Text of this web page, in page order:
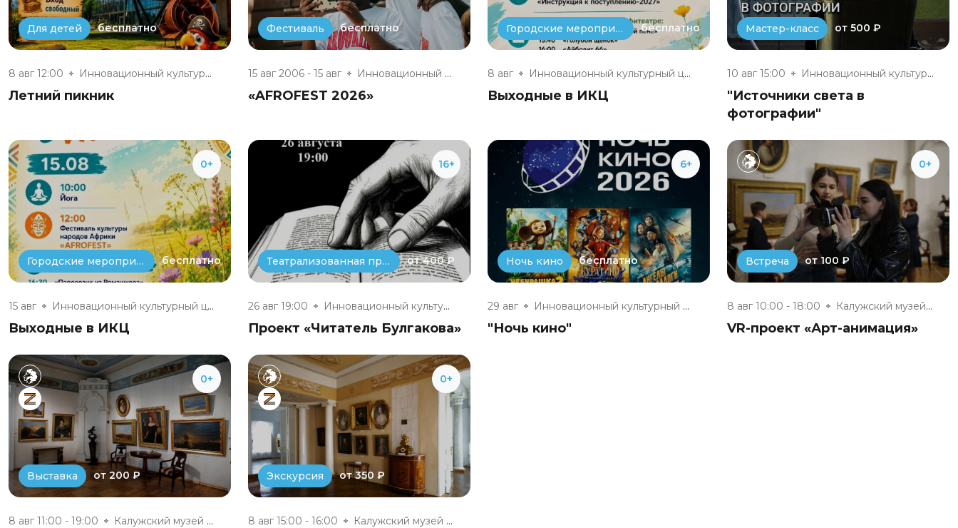
Для детей бесплатно
8 авг 12:00 Инновационный культурный центр
Летний пикник
Фестиваль бесплатно
15 авг 2006 - 15 авг Инновационный культурный центр
«AFROFEST 2026»
Городские мероприятия бесплатно
8 авг Инновационный культурный центр
Выходные в ИКЦ
Мастер-класс от 500 ₽
10 авг 15:00 Инновационный культурный центр
"Источники света в
фотографии"
0+
Городские мероприятия бесплатно
15 авг Инновационный культурный центр
Выходные в ИКЦ
16+
Театрализованная программа от 400 ₽
26 авг 19:00 Инновационный культурный центр
Проект «Читатель Булгакова»
6+
Ночь кино бесплатно
29 авг Инновационный культурный центр
"Ночь кино"
0+
Встреча от 100 ₽
8 авг 10:00 - 18:00 Калужский музей изобразительны...
VR-проект «Арт-анимация»
0+
Выставка от 200 ₽
8 авг 11:00 - 19:00 Калужский музей изобразительны...
0+
Экскурсия от 350 ₽
8 авг 15:00 - 16:00 Калужский музей изобразительны...